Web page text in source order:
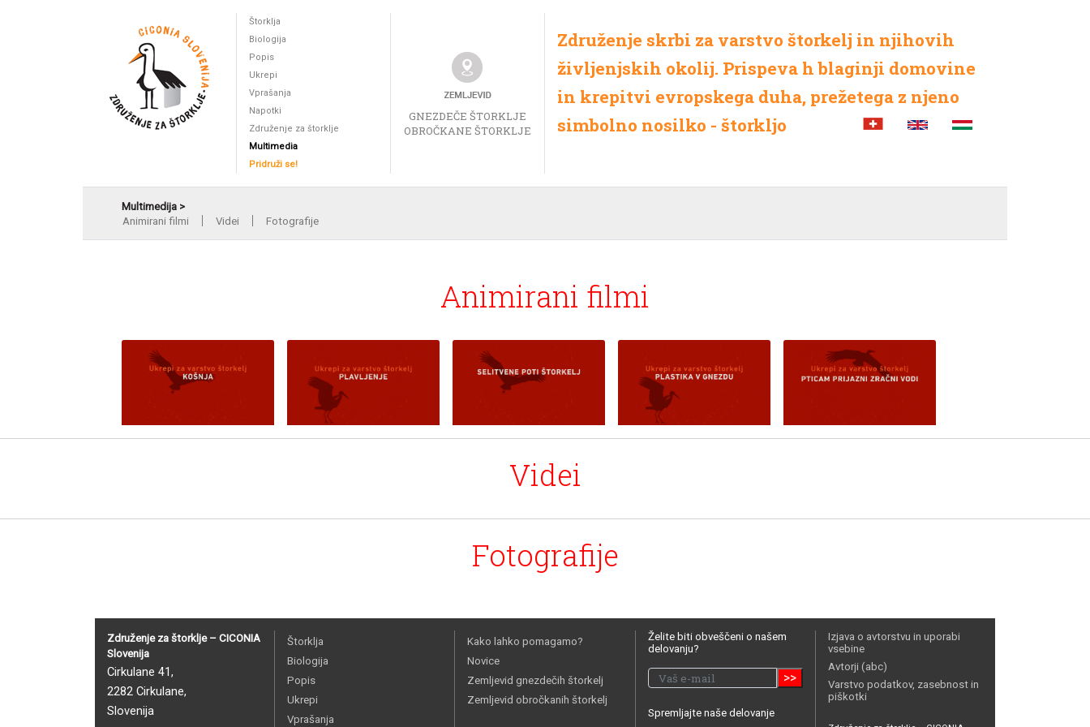
Štorklja
Biologija
Popis
Ukrepi
Vprašanja
Napotki
Združenje za štorklje
Multimedia
Pridruži se!
GNEZDEČE ŠTORKLJE
OBROČKANE ŠTORKLJE
Združenje skrbi za varstvo štorkelj in njihovih
življenjskih okolij. Prispeva h blaginji domovine
in krepitvi evropskega duha, prežetega z njeno
simbolno nosilko - štorkljo
Multimedija >
Animirani filmi
Videi Fotografije
Animirani filmi
Videi
Fotografije
Združenje za štorklje – CICONIA
Slovenija
Cirkulane 41,
2282 Cirkulane,
Slovenija
Štorklja
Biologija
Popis
Ukrepi
Vprašanja
Kako lahko pomagamo?
Novice
Zemljevid gnezdečih štorkelj
Zemljevid obročkanih štorkelj
Želite biti obveščeni o našem
delovanju?
>>
Spremljajte naše delovanje
Izjava o avtorstvu in uporabi
vsebine
Avtorji (abc)
Varstvo podatkov, zasebnost in
piškotki